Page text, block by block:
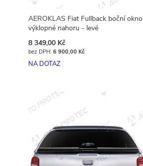
AEROKLAS Fiat Fullback boční okno
výklopné nahoru - levé
8 349,00 Kč
6 900,00 Kč
NA DOTAZ